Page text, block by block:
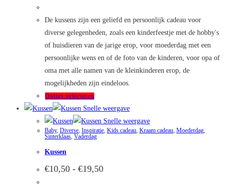
gekozen
worden
productpagina
€19,50
De kussens zijn een geliefd en persoonlijk cadeau voor
diverse gelegenheden, zoals een kinderfeestje met de hobby's
of huisdieren van de jarige erop, voor moederdag met een
persoonlijke wens en of de foto van de kinderen, voor opa of
oma met alle namen van de kleinkinderen erop, de
mogelijkheden zijn eindeloos.
Opties selecteren
product
heeft
meerdere
optie
Snelle weergave
Snelle weergave
Baby, Diverse, Inspiratie, Kids cadeau, Kraam cadeau, Moederdag,
Sinterklaas, Vaderdag
Kussen
€10,50 - €19,50Prijsklasse: